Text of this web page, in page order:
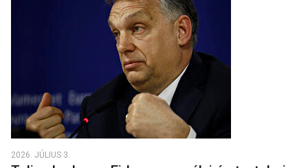
2026. JÚLIUS 3.